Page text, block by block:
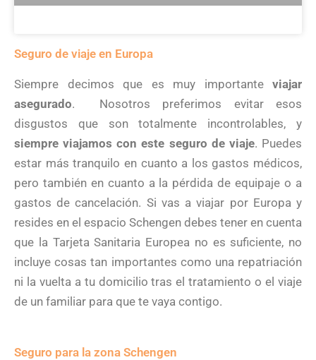
Seguro de viaje en Europa
Siempre decimos que es muy importante viajar
asegurado. Nosotros preferimos evitar esos
disgustos que son totalmente incontrolables, y
siempre viajamos con este seguro de viaje. Puedes
estar más tranquilo en cuanto a los gastos médicos,
pero también en cuanto a la pérdida de equipaje o a
gastos de cancelación. Si vas a viajar por Europa y
resides en el espacio Schengen debes tener en cuenta
que la Tarjeta Sanitaria Europea no es suficiente, no
incluye cosas tan importantes como una repatriación
ni la vuelta a tu domicilio tras el tratamiento o el viaje
de un familiar para que te vaya contigo.
Seguro para la zona Schengen